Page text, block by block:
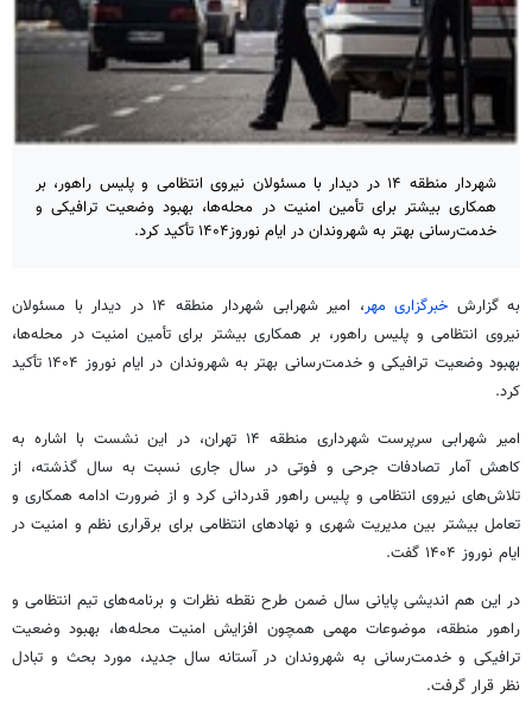
شهردار منطقه ۱۴ در دیدار با مسئولان نیروی انتظامی و پلیس راهور، بر
همکاری بیشتر برای تأمین امنیت در محله‌ها، بهبود وضعیت ترافیکی و
خدمت‌رسانی بهتر به شهروندان در ایام نوروز۱۴۰۴ تأکید کرد.
به گزارش خبرگزاری مهر، امیرشهرابی
شهردار منطقه ۱۴ در دیدار با مسئولان
نیروی انتظامی و پلیس راهور، بر همکاری بیشتر برای تأمین امنیت در محله‌ها،
بهبود وضعیت ترافیکی و خدمت‌رسانی بهتر به شهروندان در ایام نوروز ۱۴۰۴ تأکید
کرد.
امیر شهرابی
سرپرست شهرداری منطقه ۱۴ تهران، در این نشست با اشاره به
کاهش آمار تصادفات جرحیو فوتی در سال جاری نسبت به سال گذشته، از
تلاش‌های نیروی انتظامی و پلیس راهور قدردانی کرد و از ضرورت ادامه همکاری و
تعامل بیشتر بین مدیریت شهری و نهادهای انتظامی برای برقراری نظم و امنیت در
ایام نوروز ۱۴۰۴ گفت.
در این هم اندیشی پایانی سال ضمن طرح نقطه نظرات و برنامه‌های تیم انتظامی و
راهور منطقه، موضوعات مهمی همچون افزایش امنیت محله‌ها، بهبود وضعیت
ترافیکی و خدمت‌رسانی به شهروندان در آستانه سال جدید، مورد بحث و تبادل
نظر قرار گرفت.